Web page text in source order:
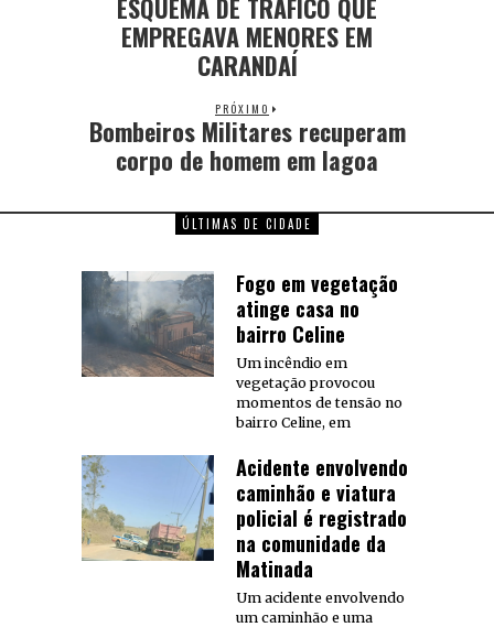
ESQUEMA DE TRÁFICO QUE
EMPREGAVA MENORES EM
CARANDAÍ
PRÓXIMO
Bombeiros Militares recuperam
corpo de homem em lagoa
ÚLTIMAS DE CIDADE
Fogo em vegetação
atinge casa no
bairro Celine
Um incêndio em
vegetação provocou
momentos de tensão no
bairro Celine, em
Acidente envolvendo
caminhão e viatura
policial é registrado
na comunidade da
Matinada
Um acidente envolvendo
um caminhão e uma